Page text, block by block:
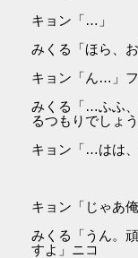
キョン「…」
みくる「ほら、
キョン「ん…」
みくる「…ふふ
るつもりでしょう
キョン「…はは、
キョン「じゃあ
みくる「うん。
すよ」ニコ